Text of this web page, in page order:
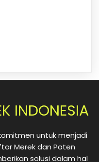
INDONESIA
untuk menjadi
Merek dan Paten
solusi dalam hal